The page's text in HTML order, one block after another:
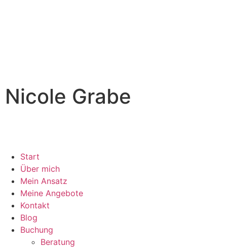
Nicole Grabe
Start
Über mich
Mein Ansatz
Meine Angebote
Kontakt
Blog
Buchung
Beratung